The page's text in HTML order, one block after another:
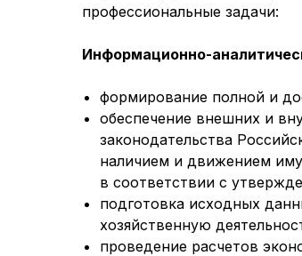
профессиональные задачи:
Информационно-
формирование полной и
обеспечение внешних и
законодательства
наличием и движением
в соответствии с
подготовка исходных
хозяйственную
проведение расчетов